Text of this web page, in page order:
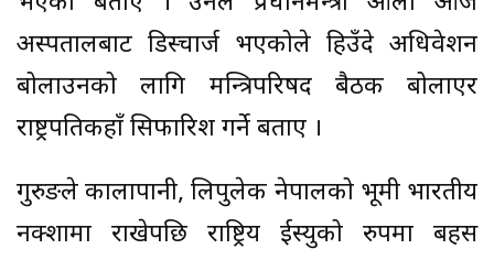
अस्पतालबाट डिस्चार्ज भएकोले हिउँदे अधिवेशन
बोलाउनको लागि मन्त्रिपरिषद बैठक बोलाएर
राष्ट्रपतिकहाँ सिफारिश गर्ने बताए ।
गुरुङले कालापानी, लिपुलेक नेपालको भूमी भारतीय
नक्शामा राखेपछि राष्ट्रिय ईस्युको रुपमा बहस